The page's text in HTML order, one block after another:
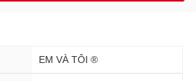
EM VÀ TÔI ®